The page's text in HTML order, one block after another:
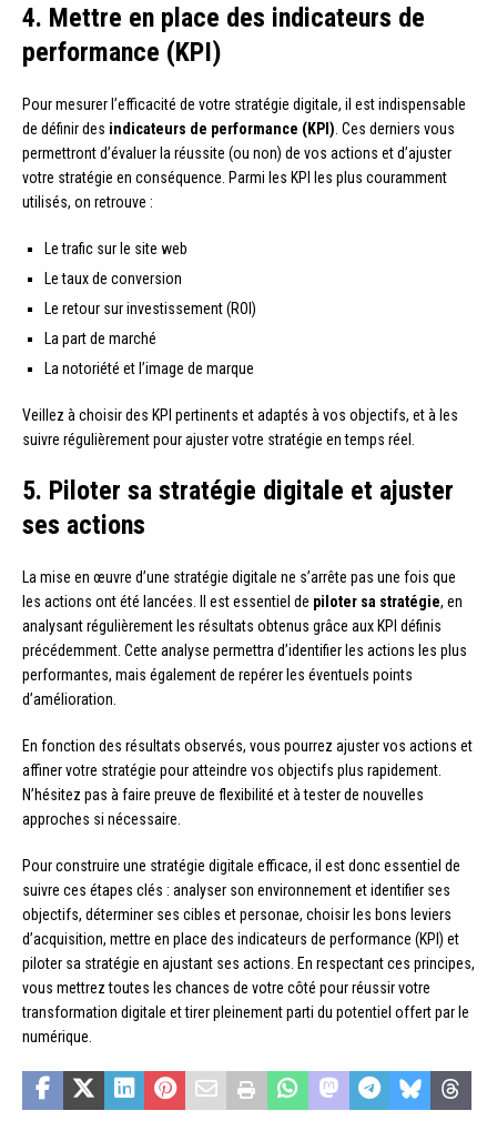
4. Mettre en place des indicateurs de
performance (KPI)
Pour mesurer l’efficacité de votre stratégie digitale, il est indispensable
de définir des indicateurs de performance (KPI) . Ces derniers vous
permettront d’évaluer la réussite (ou non) de vos actions et d’ajuster
votre stratégie en conséquence. Parmi les KPI les plus couramment
utilisés, on retrouve :
Le trafic sur le site web
Le taux de conversion
Le retour sur investissement (ROI)
La part de marché
La notoriété et l’image de marque
Veillez à choisir des KPI pertinents et adaptés à vos objectifs, et à les
suivre régulièrement pour ajuster votre stratégie en temps réel.
5. Piloter sa stratégie digitale et ajuster
ses actions
La mise en œuvre d’une stratégie digitale ne s’arrête pas une fois que
les actions ont été lancées. Il est essentiel de piloter sa stratégie, en
analysant régulièrement les résultats obtenus grâce aux KPI définis
précédemment. Cette analyse permettra d’identifier les actions les plus
performantes, mais également de repérer les éventuels points
d’amélioration.
En fonction des résultats observés, vous pourrez ajuster vos actions et
affiner votre stratégie pour atteindre vos objectifs plus rapidement.
N’hésitez pas à faire preuve de flexibilité et à tester de nouvelles
approches si nécessaire.
Pour construire une stratégie digitale efficace, il est donc essentiel de
suivre ces étapes clés : analyser son environnement et identifier ses
objectifs, déterminer ses cibles et personae, choisir les bons leviers
d’acquisition, mettre en place des indicateurs de performance (KPI) et
piloter sa stratégie en ajustant ses actions. En respectant ces principes,
vous mettrez toutes les chances de votre côté pour réussir votre
transformation digitale et tirer pleinement parti du potentiel offert par le
numérique.